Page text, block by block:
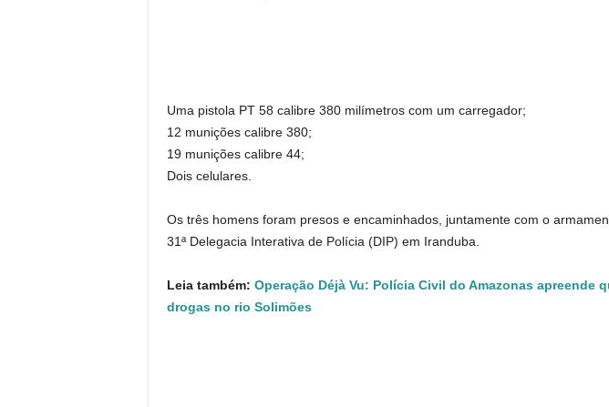
Uma pistola PT 58 calibre 380 milímetros com um carregador;
12 munições calibre 380;
19 munições calibre 44;
Dois celulares.
Os três homens foram presos e encaminhados, juntamente com o
31ª Delegacia Interativa de Polícia (DIP) em Iranduba.
Leia também: Operação Déjà Vu: Polícia Civil do Amazonas apreende
drogas no rio Solimões